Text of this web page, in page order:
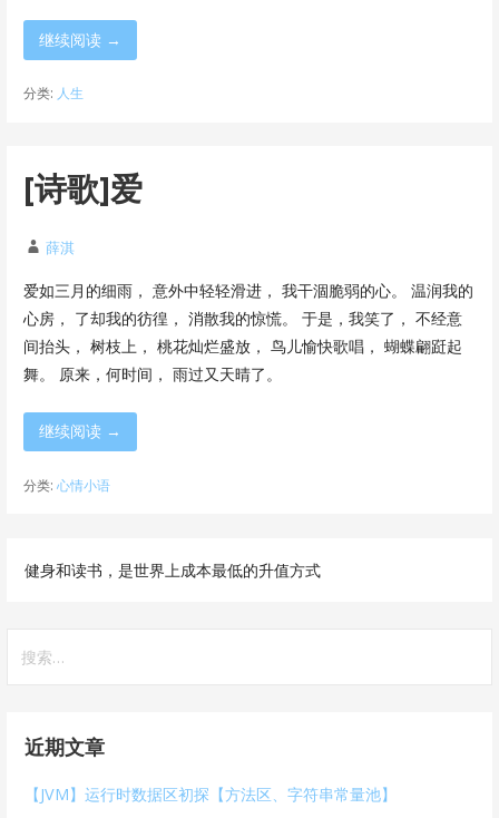
继续阅读 →
分类: 人生
[诗歌]爱
薛淇
爱如三月的细雨， 意外中轻轻滑进， 我干涸脆弱的心。 温润我的
心房， 了却我的彷徨， 消散我的惊慌。 于是，我笑了， 不经意
间抬头， 树枝上， 桃花灿烂盛放， 鸟儿愉快歌唱， 蝴蝶翩跹起
舞。 原来，何时间， 雨过又天晴了。
继续阅读 →
分类: 心情小语
健身和读书，是世界上成本最低的升值方式
索
近期文章
【JVM】运行时数据区初探【方法区、字符串常量池】